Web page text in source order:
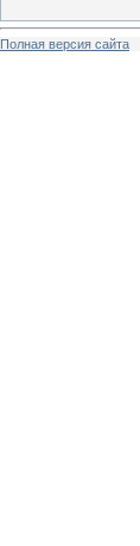
Полная версия сайта